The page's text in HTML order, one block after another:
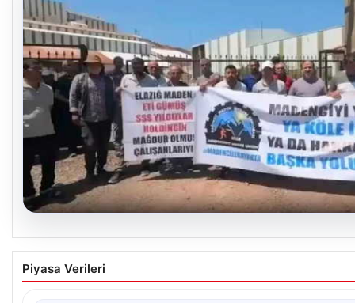
06.08.2026
Bağımsız Maden-İş: ‘Verilen sözler
Ankara’dayız’
Piyasa Verileri